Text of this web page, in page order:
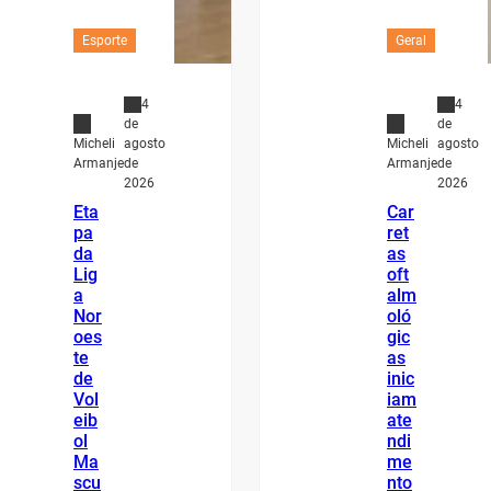
Esporte
Micheli
Armanje
4
de
agosto
de
2026
Eta
pa
da
Lig
a
Nor
oes
te
de
Vol
eib
ol
Ma
scu
Geral
Micheli
Armanje
4
de
agosto
de
2026
Car
ret
as
oft
alm
oló
gic
as
inic
iam
ate
ndi
me
nto